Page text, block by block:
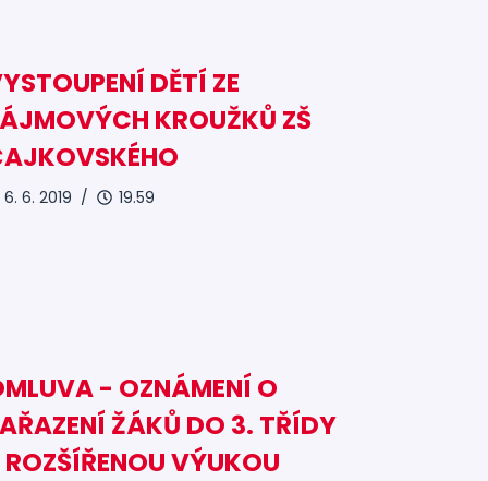
DĚTÍ ZE
KROUŽKŮ ZŠ
6. 6. 2019 / 19.59
- OZNÁMENÍ O
ŽÁKŮ DO 3. TŘÍDY
ROZŠÍŘENOU VÝUKOU